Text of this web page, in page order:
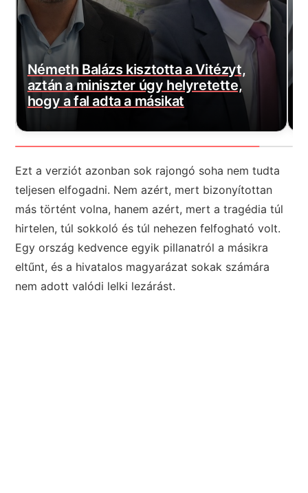
Elképesztő mit találtak Novák Katalin
egykori kormányzati irodájában
Ezt a verziót azonban sok rajongó soha nem tudta
teljesen elfogadni. Nem azért, mert bizonyítottan
más történt volna, hanem azért, mert a tragédia túl
hirtelen, túl sokkoló és túl nehezen felfogható volt.
Egy ország kedvence egyik pillanatról a másikra
eltűnt, és a hivatalos magyarázat sokak számára
nem adott valódi lelki lezárást.